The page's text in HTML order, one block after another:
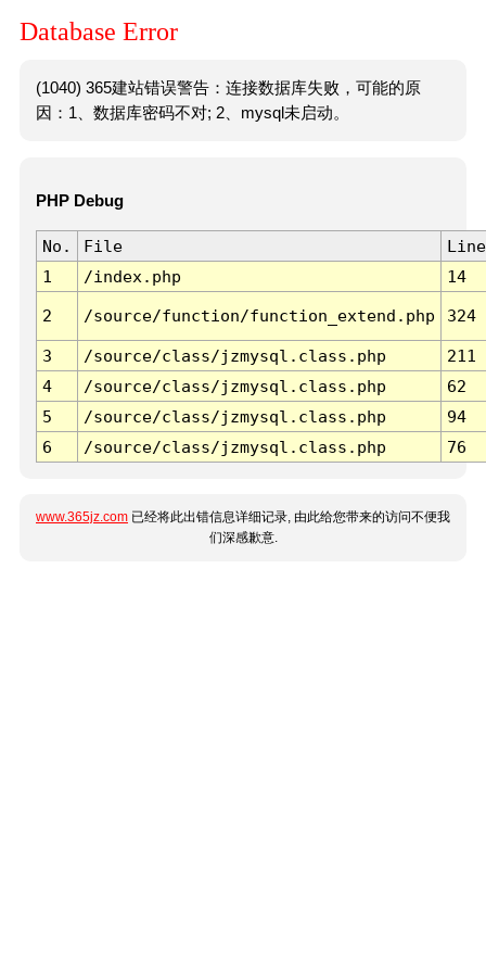
Database Error
(1040) 365建站错误警告：连接数据库失败，可能的原
因：1、数据库密码不对; 2、mysql未启动。
PHP Debug
No. File
Line
1
/index.php 14
2 /source/function/function_extend.php 324
3 /source/class/jzmysql.class.php
211
4
/source/class/jzmysql.class.php
62
5
/source/class/jzmysql.class.php
94
6
/source/class/jzmysql.class.php 76
www.365jz.com 已经将此出错信息详细记录, 由此给您带来的访问不便我
们深感歉意.